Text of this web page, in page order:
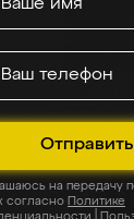
Отправить
на передачу
согласно Политике